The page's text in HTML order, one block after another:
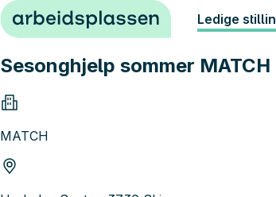
Hopp til innhold Ledige
Sesonghjelp sommer
MATCH